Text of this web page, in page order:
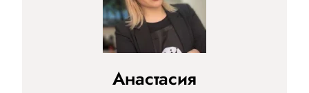
Анастасия